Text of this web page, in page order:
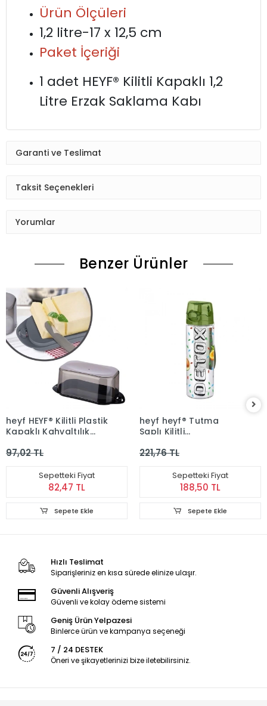
Ürün Ölçüleri
1,2 litre-17 x 12,5 cm
Paket İçeriği
1 adet HEYF® Kilitli Kapaklı 1,2
Litre Erzak Saklama Kabı
Garanti ve Teslimat
Taksit Seçenekleri
Yorumlar
Benzer Ürünler
heyf HEYF® Kilitli Plastik
Kapaklı Kahvaltılık
Erzak Saklama Kabı
97,02 TL
Sepetteki Fiyat
82,47 TL
Sepete Ekle
heyf heyf® Tutma
Saplı Kilitli
Kolay Taşınabilir
Matarası
221,76 TL
Sepetteki Fiyat
188,50 TL
Sepete Ekle
Hızlı Teslimat
Siparişleriniz en kısa sürede elinize ulaşır.
Güvenli Alışveriş
Güvenli ve kolay ödeme sistemi
Geniş Ürün Yelpazesi
Binlerce ürün ve kampanya seçeneği
7 / 24 DESTEK
Öneri ve şikayetlerinizi bize iletebilirsiniz.